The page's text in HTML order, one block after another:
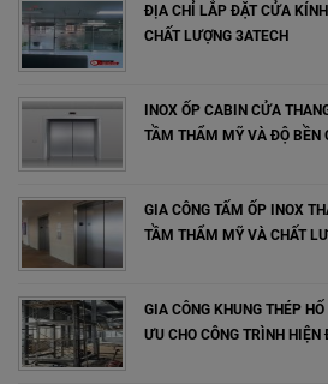
ĐỊA CHỈ LẮP ĐẶT CỬA
CHẤT LƯỢNG 3ATECH
INOX ỐP CABIN CỬA
TẦM THẨM MỸ VÀ ĐỘ BỀN
GIA CÔNG TẤM ỐP INOX
TẦM THẨM MỸ VÀ CHẤT
GIA CÔNG KHUNG THÉP
ƯU CHO CÔNG TRÌNH HIỆN